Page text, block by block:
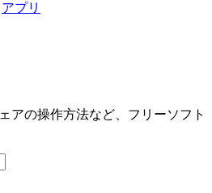
アプリ
アの操作方法など、フリーソフト